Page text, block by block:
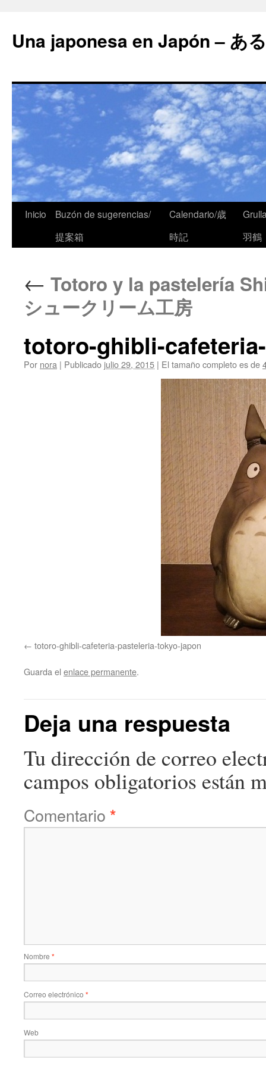
Una japonesa en Japón – あ
Inicio
Buzón de sugerencias/
提案箱
Calendario/歳
時記
羽鶴
← Totoro y la pastelería
シュークリーム工房
totoro-ghibli-
Por nora | Publicado julio 29, 2015 | El tamaño completo es de
totoro-ghibli-cafeteria-pasteleria-tokyo-japon
Guarda el enlace permanente.
Deja una respuesta
Tu dirección de correo
campos obligatorios están
Comentario *
Nombre *
Correo electrónico *
Web